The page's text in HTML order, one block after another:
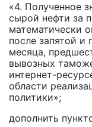
«4. Полученное
сырой нефти за
математически
после запятой и
месяца,
вывозных
интернет-
области
политики»;
дополнить